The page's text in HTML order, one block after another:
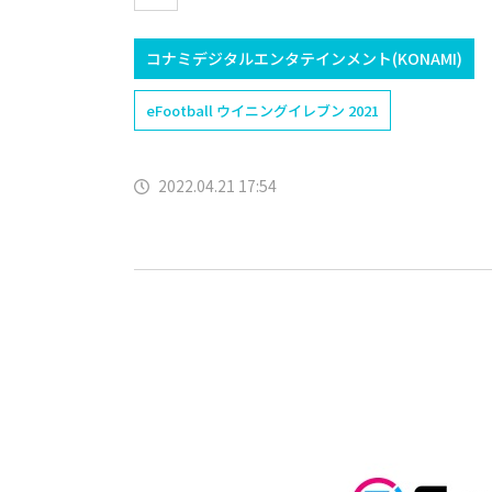
コナミデジタルエンタテインメント(KONAMI)
eFootball ウイニングイレブン 2021
2022.04.21 17:54